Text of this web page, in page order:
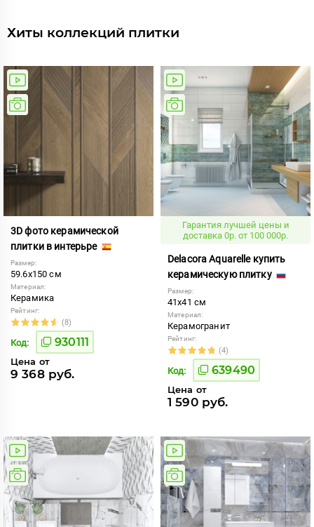
Хиты коллекций плитки
3D фото керамической
плитки в интерьре
Размер:
59.6x150 см
Материал:
Керамика
Рейтинг:
(8)
Код: 930111
Цена от
9 368 руб.
Гарантия лучшей цены и
доставка 0р. от 100 000р.
Delacora Aquarelle купить
керамическую плитку
Размер:
41x41 см
Материал:
Керамогранит
Рейтинг:
(4)
Код: 639490
Цена от
1 590 руб.